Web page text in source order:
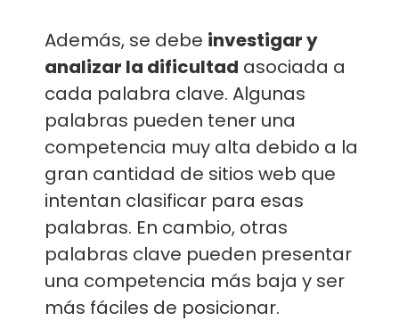
Además, se debe investigar y
analizar la dificultad asociada a
cada palabra clave. Algunas
palabras pueden tener una
competencia muy alta debido a la
gran cantidad de sitios web que
intentan clasificar para esas
palabras. En cambio, otras
palabras clave pueden presentar
una competencia más baja y ser
más fáciles de posicionar.